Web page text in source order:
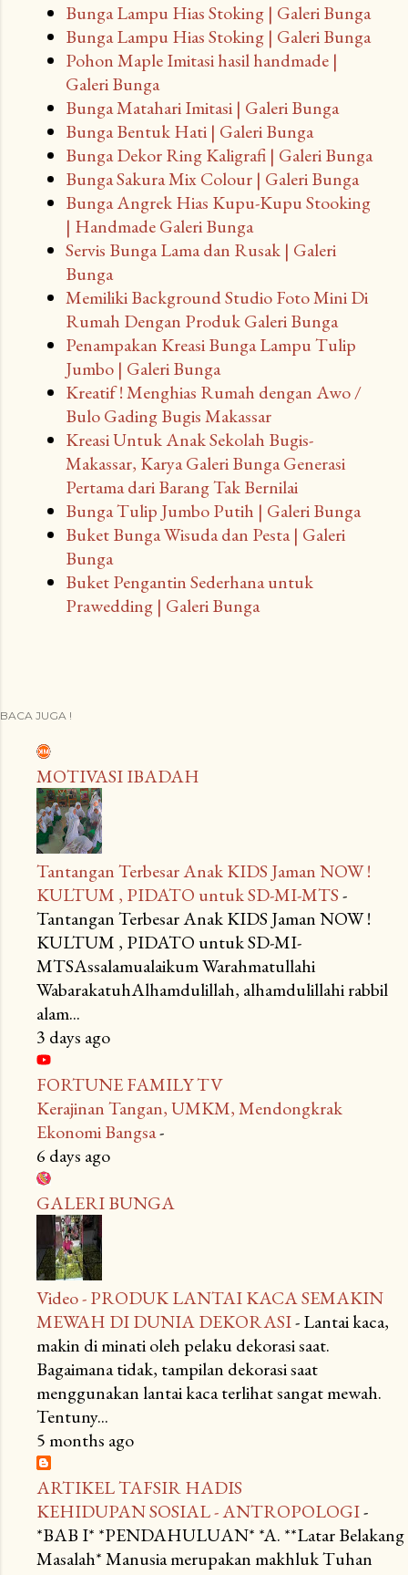
Bunga Lampu Hias Stoking | Galeri Bunga
Bunga Lampu Hias Stoking | Galeri Bunga
Pohon Maple Imitasi hasil handmade |
Galeri Bunga
Bunga Matahari Imitasi | Galeri Bunga
Bunga Bentuk Hati | Galeri Bunga
Bunga Dekor Ring Kaligrafi | Galeri Bunga
Bunga Sakura Mix Colour | Galeri Bunga
Bunga Angrek Hias Kupu-Kupu Stooking
| Handmade Galeri Bunga
Servis Bunga Lama dan Rusak | Galeri
Bunga
Memiliki Background Studio Foto Mini Di
Rumah Dengan Produk Galeri Bunga
Penampakan Kreasi Bunga Lampu Tulip
Jumbo | Galeri Bunga
Kreatif ! Menghias Rumah dengan Awo /
Bulo Gading Bugis Makassar
Kreasi Untuk Anak Sekolah Bugis-
Makassar, Karya Galeri Bunga Generasi
Pertama dari Barang Tak Bernilai
Bunga Tulip Jumbo Putih | Galeri Bunga
Buket Bunga Wisuda dan Pesta | Galeri
Bunga
Buket Pengantin Sederhana untuk
Prawedding | Galeri Bunga
BACA JUGA !
MOTIVASI IBADAH
Tantangan Terbesar Anak KIDS Jaman NOW !
KULTUM , PIDATO untuk SD-MI-MTS-
Tantangan Terbesar Anak KIDS Jaman NOW !
KULTUM , PIDATO untuk SD-MI-
MTSAssalamualaikum Warahmatullahi
WabarakatuhAlhamdulillah, alhamdulillahi rabbil
alam...
3 days ago
FORTUNE FAMILY TV
Kerajinan Tangan, UMKM, Mendongkrak
Ekonomi Bangsa-
6 days ago
GALERI BUNGA
Video - PRODUK LANTAI KACA SEMAKIN
MEWAH DI DUNIA DEKORASI-Lantai kaca,
makin di minati oleh pelaku dekorasi saat.
Bagaimana tidak, tampilan dekorasi saat
menggunakan lantai kaca terlihat sangat mewah.
Tentuny...
5 months ago
ARTIKEL TAFSIR HADIS
KEHIDUPAN SOSIAL - ANTROPOLOGI-
*BAB I* *PENDAHULUAN* *A. **Latar Belakang
Masalah* Manusia merupakan makhluk Tuhan